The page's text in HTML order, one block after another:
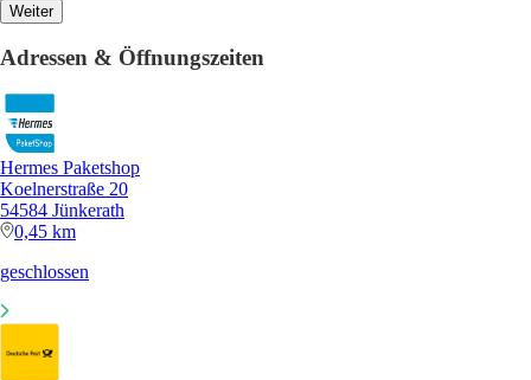
Weiter
Adressen & Öffnungszeiten
Hermes Paketshop
Koelnerstraße 20
54584 Jünkerath
0,45 km
geschlossen